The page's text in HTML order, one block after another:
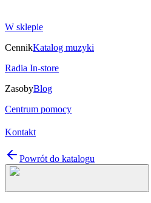
W sklepie
CennikKatalog muzyki
Radia In-store
ZasobyBlog
Centrum pomocy
Kontakt
Powrót do katalogu